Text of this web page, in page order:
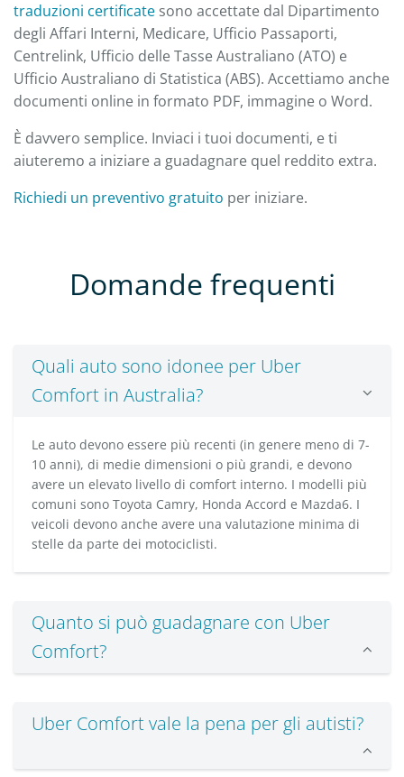
traduzioni certificate sono accettate dal Dipartimento
degli Affari Interni, Medicare, Ufficio Passaporti,
Centrelink, Ufficio delle Tasse Australiano (ATO) e
Ufficio Australiano di Statistica (ABS). Accettiamo anche
documenti online in formato PDF, immagine o Word.
È davvero semplice. Inviaci i tuoi documenti, e ti
aiuteremo a iniziare a guadagnare quel reddito extra.
Richiedi un preventivo gratuito per iniziare.
Domande frequenti
Quali auto sono idonee per Uber
Comfort in Australia?
Le auto devono essere più recenti (in genere meno di 7-
10 anni), di medie dimensioni o più grandi, e devono
avere un elevato livello di comfort interno. I modelli più
comuni sono Toyota Camry, Honda Accord e Mazda6. I
veicoli devono anche avere una valutazione minima di
stelle da parte dei motociclisti.
Quanto si può guadagnare con Uber
Comfort?
Uber Comfort vale la pena per gli autisti?